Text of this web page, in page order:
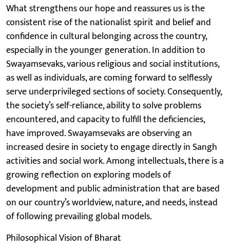
What strengthens our hope and reassures us is the
consistent rise of the nationalist spirit and belief and
confidence in cultural belonging across the country,
especially in the younger generation. In addition to
Swayamsevaks, various religious and social institutions,
as well as individuals, are coming forward to selflessly
serve underprivileged sections of society. Consequently,
the society’s self-reliance, ability to solve problems
encountered, and capacity to fulfill the deficiencies,
have improved. Swayamsevaks are observing an
increased desire in society to engage directly in Sangh
activities and social work. Among intellectuals, there is a
growing reflection on exploring models of
development and public administration that are based
on our country’s worldview, nature, and needs, instead
of following prevailing global models.
Philosophical Vision of Bharat